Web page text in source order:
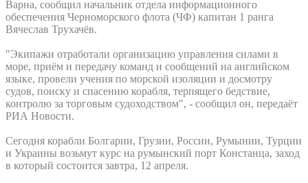
Варна, сообщил начальник отдела информационного
обеспечения Черноморского флота (ЧФ) капитан 1 ранга
Вячеслав Трухачёв.
"Экипажи отработали организацию управления силами в
море, приём и передачу команд и сообщений на английском
языке, провели учения по морской изоляции и досмотру
судов, поиску и спасению корабля, терпящего бедствие,
контролю за торговым судоходством", - сообщил он, передаёт
РИА Новости.
Сегодня корабли Болгарии, Грузии, России, Румынии, Турции
и Украины возьмут курс на румынский порт Констанца, заход
в который состоится завтра, 12 апреля.